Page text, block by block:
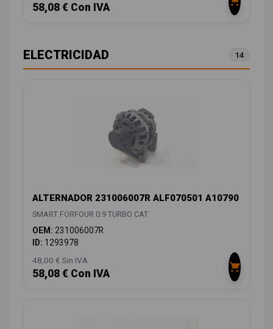
58,08 € Con IVA
ELECTRICIDAD 14
ALTERNADOR 231006007R ALF070501 A10790
SMART FORFOUR 0.9 TURBO CAT
OEM: 231006007R
ID: 1293978
48,00 € Sin IVA
58,08 € Con IVA